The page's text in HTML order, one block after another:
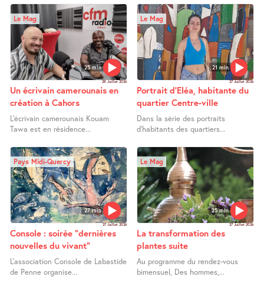
25 min
Le Mag
28 Juillet 2026
Un écrivain camerounais en
création à Cahors
L’écrivain camerounais Kouam
Tawa est en résidence...
21 min
Le Mag
27 Juillet 2026
Portrait d’Eléa, habitante du
quartier Centre-ville
Dans la série des portraits
d’habitants des quartiers...
27 min
Pays Midi-Quercy
27 Juillet 2026
Console : soirée "dernières
nouvelles du vivant"
L’association Console de Labastide
de Penne organise...
25 min
Le Mag
27 Juillet 2026
La transformation des
plantes suite
Au programme du rendez-vous
bimensuel, Des hommes,...